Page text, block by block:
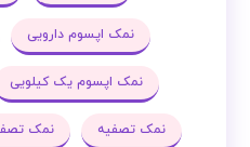
نمک اپسوم دارویی
نمک اپسوم یک کیلویی
نمک تصفیه نمک